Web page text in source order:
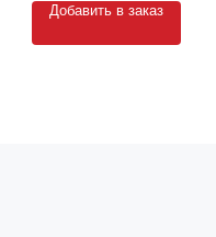
Добавить в заказ